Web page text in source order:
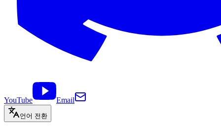
YouTube Email
언어 전환